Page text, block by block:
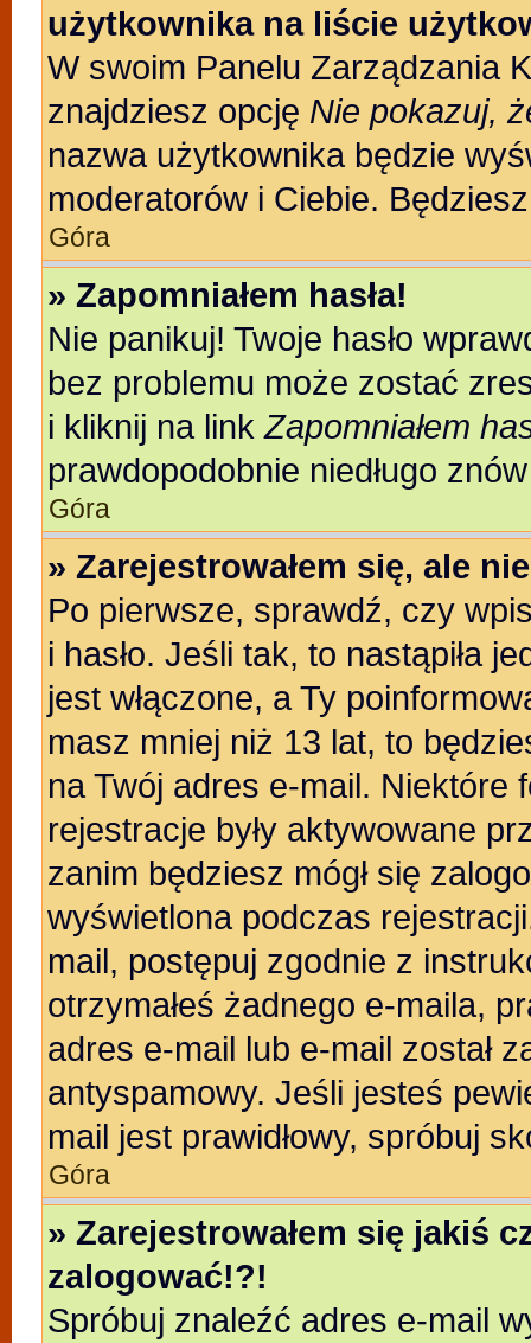
użytkownika na liście
W swoim Panelu Zarządzania
znajdziesz opcję Nie pokazuj,
nazwa użytkownika będzie
moderatorów i Ciebie.
Góra
» Zapomniałem hasła!
Nie panikuj! Twoje hasło
bez problemu może zostać
i kliknij na linkZapomniałem
prawdopodobnie niedługo
Góra
» Zarejestrowałem się, ale
Po pierwsze, sprawdź, czy
i hasło. Jeśli tak, to nastąpiła
jest włączone, a Ty
masz mniej niż 13 lat, to
na Twój adres e-mail. Niektóre
rejestracje były aktywowane
zanim będziesz mógł się
wyświetlona podczas
mail, postępuj zgodnie z
otrzymałeś żadnego e-maila,
adres e-mail lub e-mail został
antyspamowy. Jeśli jesteś
mail jest prawidłowy, spróbuj
Góra
» Zarejestrowałem się jakiś
zalogować!?!
Spróbuj znaleźć adres e-mail